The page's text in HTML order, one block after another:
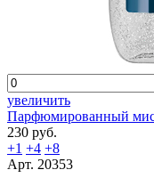
увеличить
Парфюмированный
230 руб.
+1 +4 +8
Арт. 20353